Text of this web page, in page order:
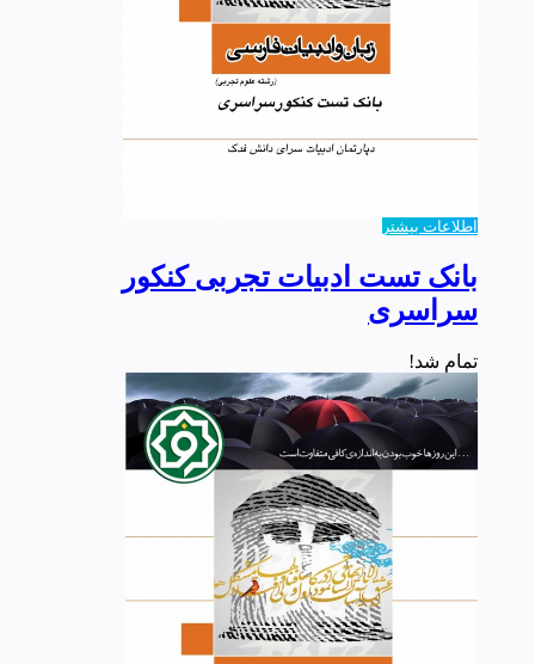
اطلاعات بیشتر
بانک تست ادبیات تجربی کنکور
سراسری
تمام شد!